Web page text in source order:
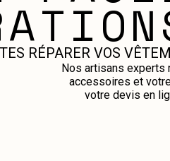
RÉPARER VOS
Nos artisans experts
accessoires et
votre devis en